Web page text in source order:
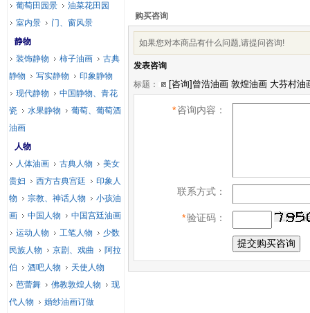
购买咨询
如果您对本商品有什么问题,请提问咨询!
发表咨询
标题：
*咨询内容：
联系方式：
*验证码：
葡萄田园景
油菜花田园
室内景
门、窗风景
静物
装饰静物
柿子油画
古典
静物
写实静物
印象静物
现代静物
中国静物、青花
瓷
水果静物
葡萄、葡萄酒
油画
人物
人体油画
古典人物
美女
贵妇
西方古典宫廷
印象人
物
宗教、神话人物
小孩油
画
中国人物
中国宫廷油画
运动人物
工笔人物
少数
民族人物
京剧、戏曲
阿拉
伯
酒吧人物
天使人物
芭蕾舞
佛教敦煌人物
现
代人物
婚纱油画订做